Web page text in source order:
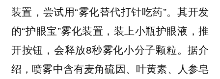
装置，尝试用“雾化替代打针吃药”。其开发
的“护眼宝”雾化装置，装上小瓶护眼液，推
开按钮，会释放8秒雾化小分子颗粒。据介
绍，喷雾中含有麦角硫因、叶黄素、人参皂